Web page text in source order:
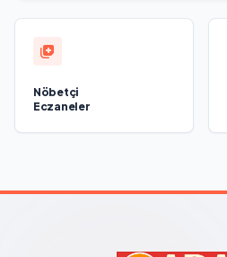
Nöbetçi
Eczaneler